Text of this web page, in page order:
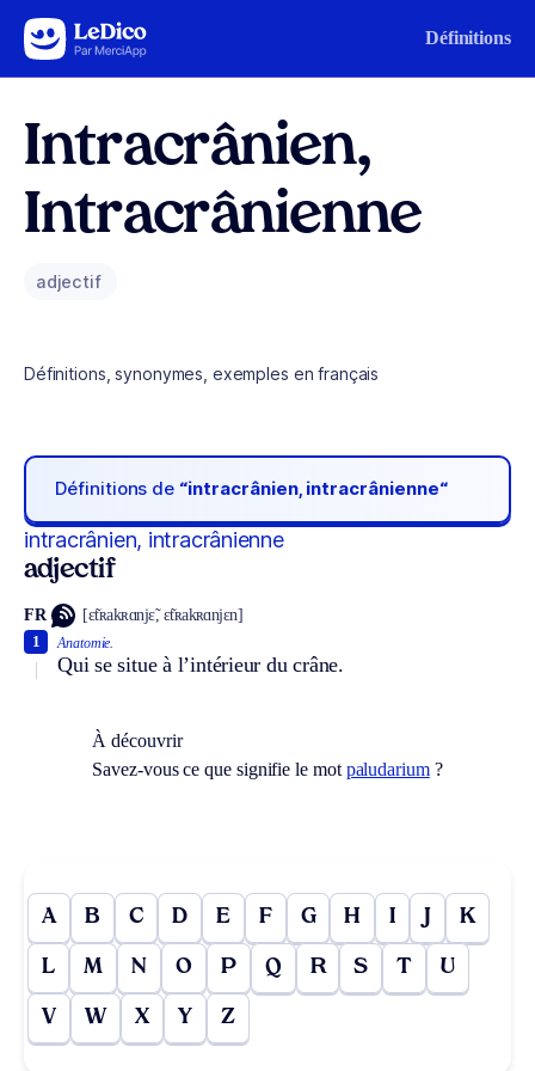
Aller au contenu Définitions
Intracrânien,
Intracrânienne
adjectif
Définitions, synonymes, exemples en français
Définitions de “intracrânien, intracrânienne“
intracrânien, intracrânienne
adjectif
FR [ɛ̃tʀakʀɑnjɛ̃, ɛ̃tʀakʀɑnjɛn]
Anatomie.
Qui se situe à l’intérieur du crâne.
1
À découvrir
Savez-vous ce que signifie le mot paludarium?
A B C D E F G H I J K
L M N O P Q R S T U
V W X Y Z